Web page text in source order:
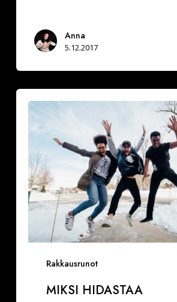
Anna
5.12.2017
Rakkausrunot
hidastaa
MIKSI HIDASTAA